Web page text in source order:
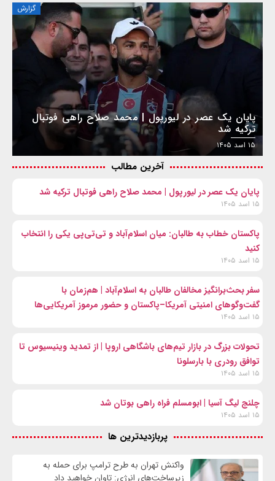
گزارش
پایان یک عصر در لیورپول | محمد صلاح راهی فوتبال
ترکیه شد
۱۵ اسد ۱۴۰۵
آخرین مطالب
پایان یک عصر در لیورپول | محمد صلاح راهی فوتبال ترکیه شد
۱۵ اسد ۱۴۰۵
پاکستان خطاب به طالبان: میان اسلام‌آباد و تی‌تی‌پی یکی را انتخاب
کنید
۱۵ اسد ۱۴۰۵
سفر بحث‌برانگیز مخالفان طالبان به اسلام‌آباد | هم‌زمان با
گفت‌وگوهای امنیتی آمریکا–پاکستان و حضور مرموز آمریکایی‌ها
۱۵ اسد ۱۴۰۵
تحولات بزرگ در بازار تیم‌های باشگاهی اروپا | از تمدید وینیسیوس تا
توافق رودری با بارسلونا
۱۵ اسد ۱۴۰۵
چلنج لیگ آسیا | ابومسلم فراه راهی بوتان شد
۱۵ اسد ۱۴۰۵
پربازدیدترین ها
واکنش تهران به طرح ترامپ برای حمله به
زیرساخت‌های انرژی: تاوان خواهید داد